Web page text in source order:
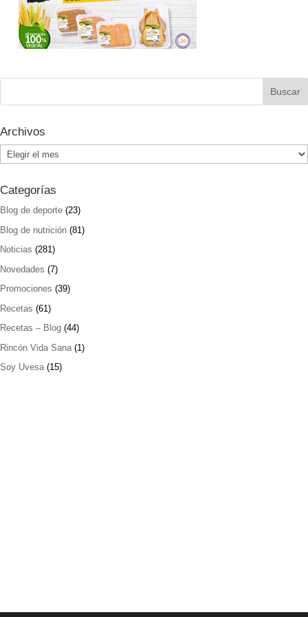
Archivos
Archivos
Categorías
Blog de deporte (23)
Blog de nutrición (81)
Noticias (281)
Novedades (7)
Promociones (39)
Recetas (61)
Recetas – Blog (44)
Rincón Vida Sana (1)
Soy Uvesa(15)